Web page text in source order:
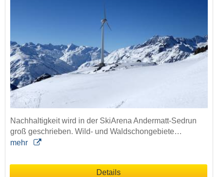
Nachhaltigkeit wird in der SkiArena Andermatt-Sedrun
groß geschrieben. Wild- und Waldschongebiete…
mehr
Details